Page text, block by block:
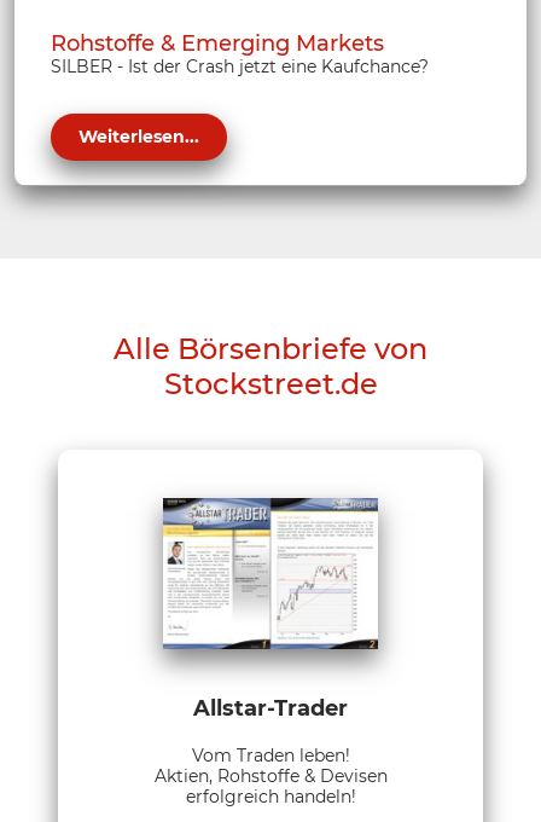
Rohstoffe & Emerging Markets
SILBER - Ist der Crash jetzt eine Kaufchance?
Weiterlesen...
Alle Börsenbriefe von
Stockstreet.de
Allstar-Trader
Vom Traden leben!
Aktien, Rohstoffe & Devisen
erfolgreich handeln!